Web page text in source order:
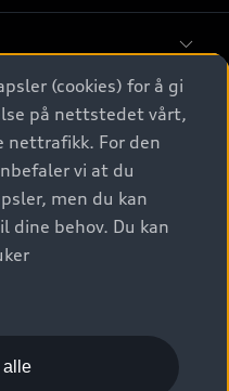
Reserved.
(cookies) for å gi
på nettstedet vårt,
nettrafikk. For den
vi at du
men du kan
dine behov. Du kan
alle